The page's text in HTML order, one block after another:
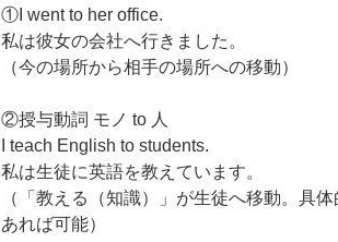
①I went to her office.
私は彼女の会社へ行きました。
（今の場所から相手の場所への移動）
②授与動詞 モノ to 人
I teach English to students.
私は生徒に英語を教えています。
（「教える（知識）」が生徒へ移動。具
あれば可能）